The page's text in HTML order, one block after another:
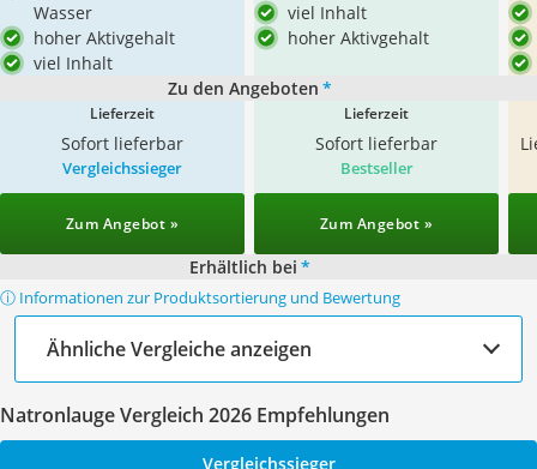
Wasser
hoher Aktivgehalt
viel Inhalt
viel Inhalt
hoher Aktivgehalt
Zu den Angeboten *
Lieferzeit
Sofort lieferbar
Lieferzeit
Sofort lieferbar
Vergleichssieger
Zum Angebot »
Bestseller
Zum Angebot »
Erhältlich bei *
ⓘ Informationen zur Produktsortierung und Bewertung
Ähnliche Vergleiche anzeigen
Natronlauge Vergleich 2026 Empfehlungen
Vergleichssieger